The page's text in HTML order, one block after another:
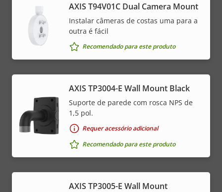
AXIS T94V01C Dual Camera Mount
Instalar câmeras de costas uma para a
outra é fácil
Recomendado para este produto
AXIS TP3004-E Wall Mount Black
Suporte de parede com rosca NPS de
1,5 pol.
Requer acessório adicional
Recomendado para este produto
AXIS TP3005-E Wall Mount